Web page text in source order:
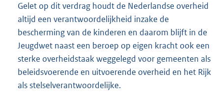
Gelet op dit verdrag houdt de Nederlandse overheid
altijd een verantwoordelijkheid inzake de
bescherming van de kinderen en daarom blijft in de
Jeugdwet naast een beroep op eigen kracht ook een
sterke overheidstaak weggelegd voor gemeenten als
beleidsvoerende en uitvoerende overheid en het Rijk
als stelselverantwoordelijke.